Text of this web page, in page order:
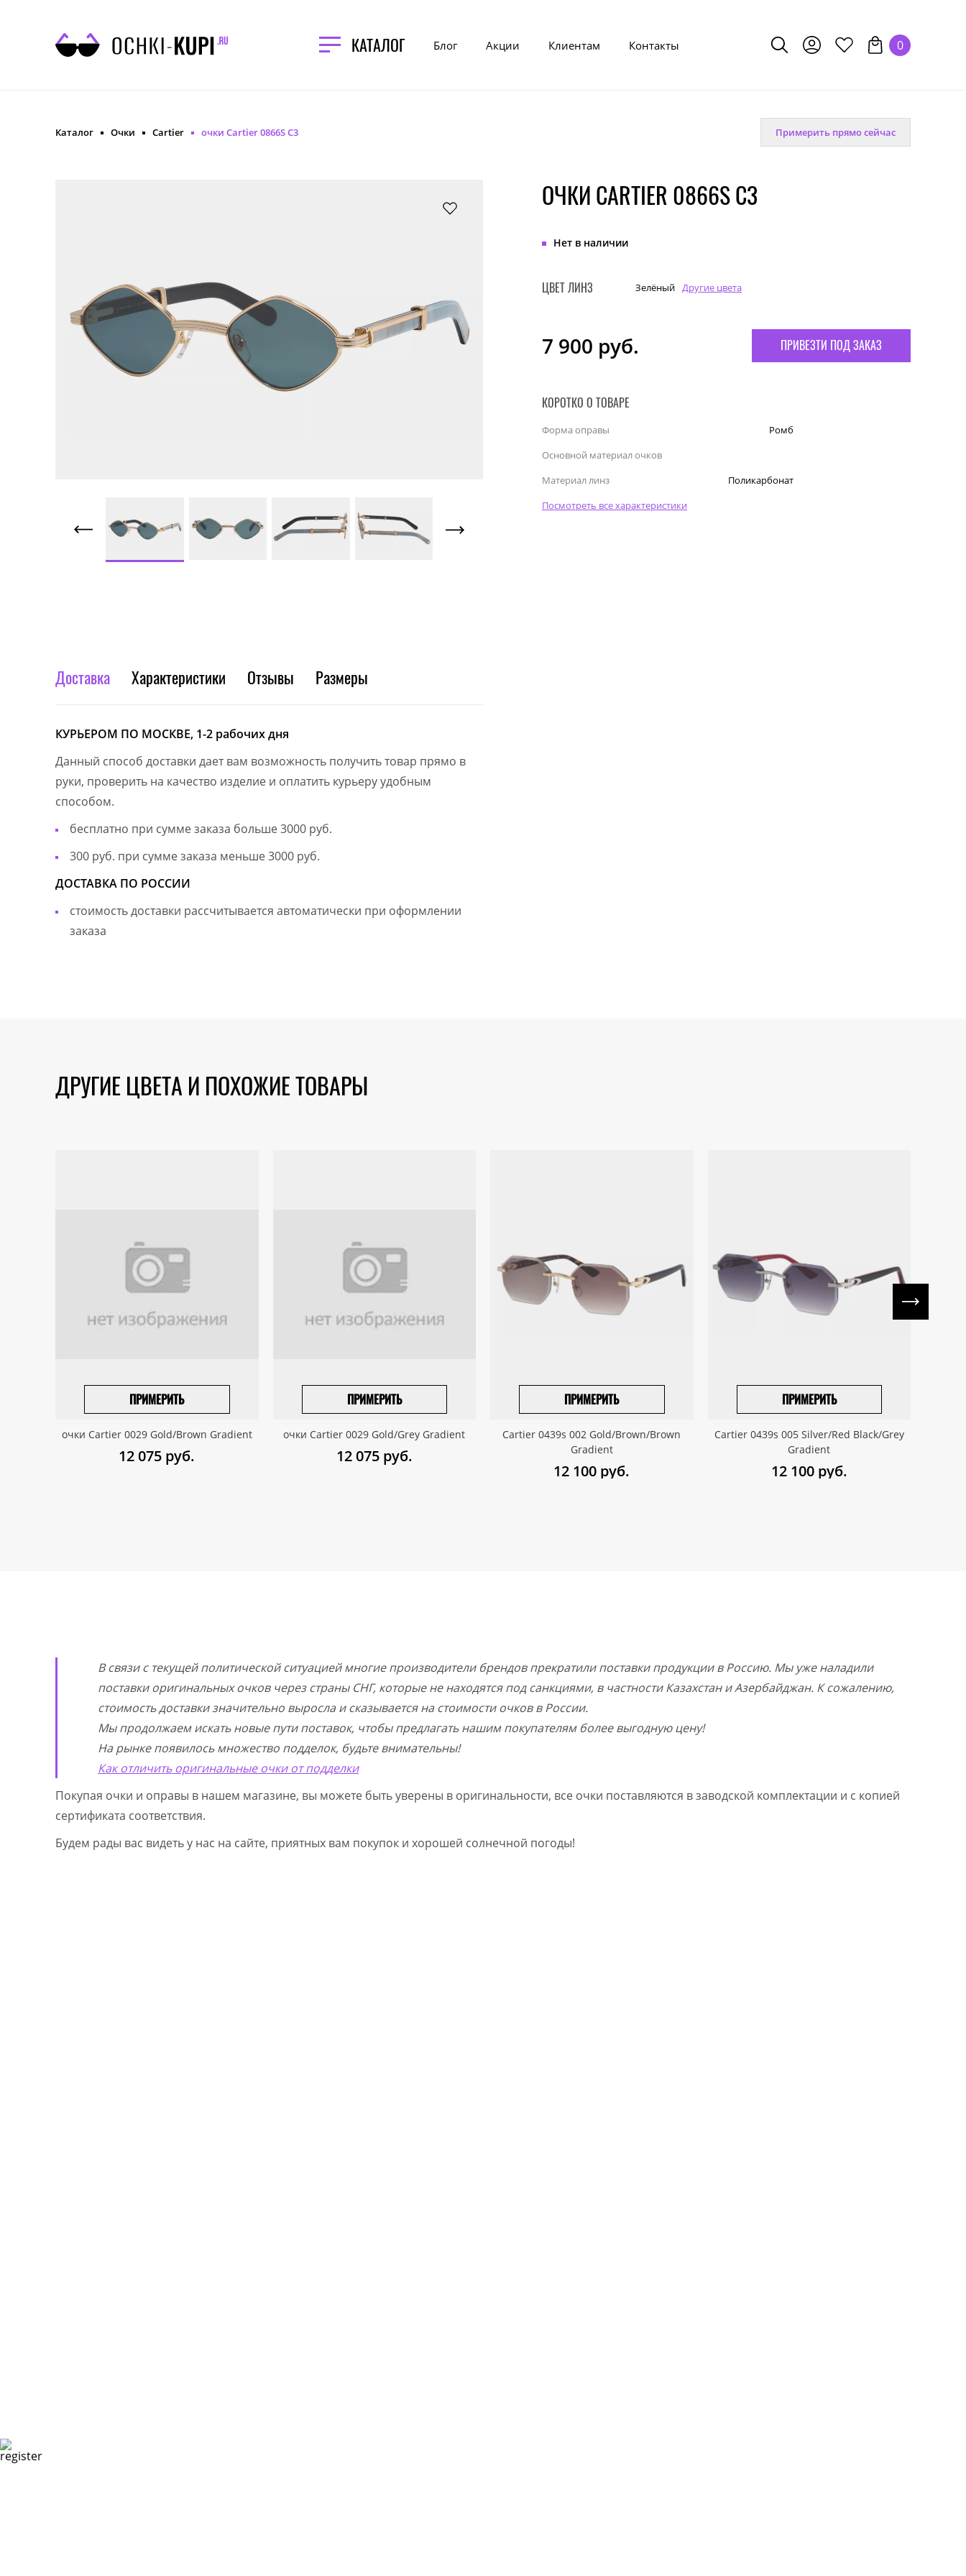
КАТАЛОГ Блог Акции Клиентам Контакты 0
Каталог Очки Cartier очки Cartier 0866S C3 Примерить прямо сейчас
ОЧКИ CARTIER 0866S C3
Нет в наличии
ЦВЕТ ЛИНЗ Зелёный Другие цвета
7 900 руб. ПРИВЕЗТИ ПОД ЗАКАЗ
КОРОТКО О ТОВАРЕ
Форма оправы
Ромб
Основной материал очков
Материал линз
Поликарбонат
Посмотреть все характеристики
Доставка Характеристики Отзывы Размеры
КУРЬЕРОМ ПО МОСКВЕ, 1-2 рабочих дня
Данный способ доставки дает вам возможность получить товар прямо в
руки, проверить на качество изделие и оплатить курьеру удобным
способом.
бесплатно при сумме заказа больше 3000 руб.
300 руб. при сумме заказа меньше 3000 руб.
ДОСТАВКА ПО РОССИИ
стоимость доставки рассчитывается автоматически при оформлении
заказа
ДРУГИЕ ЦВЕТА И ПОХОЖИЕ ТОВАРЫ
ПРИМЕРИТЬ
ПРИВЕЗТИ ПОД ЗАКАЗ
очки Cartier 0029 Gold/Brown Gradient
12 075 руб.
ПРИМЕРИТЬ
ПРИВЕЗТИ ПОД ЗАКАЗ
очки Cartier 0029 Gold/Grey Gradient
12 075 руб.
ПРИМЕРИТЬ
ПРИВЕЗТИ ПОД ЗАКАЗ
Cartier 0439s 002 Gold/Brown/Brown
Gradient
12 100 руб.
ПРИМЕРИТЬ
ПРИВЕЗТИ ПОД ЗАКАЗ
Cartier 0439s 005 Silver/Red Black/Grey
Gradient
12 100 руб.
В связи с текущей политической ситуацией многие производители брендов прекратили поставки продукции в Россию. Мы уже наладили
поставки оригинальных очков через страны СНГ, которые не находятся под санкциями, в частности Казахстан и Азербайджан. К сожалению,
стоимость доставки значительно выросла и сказывается на стоимости очков в России.
Мы продолжаем искать новые пути поставок, чтобы предлагать нашим покупателям более выгодную цену!
На рынке появилось множество подделок, будьте внимательны!
Как отличить оригинальные очки от подделки
Покупая очки и оправы в нашем магазине, вы можете быть уверены в оригинальности, все очки поставляются в заводской комплектации и с копией
сертификата соответствия.
Будем рады вас видеть у нас на сайте, приятных вам покупок и хорошей солнечной погоды!